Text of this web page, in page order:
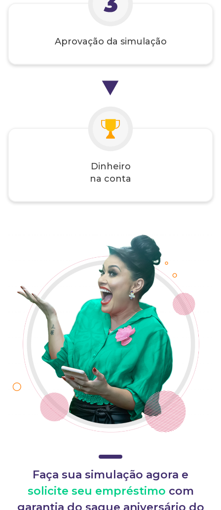
Aprovação da simulação
Dinheiro
na conta
Faça sua simulação agora e
solicite seu empréstimo com
garantia do saque aniversário do